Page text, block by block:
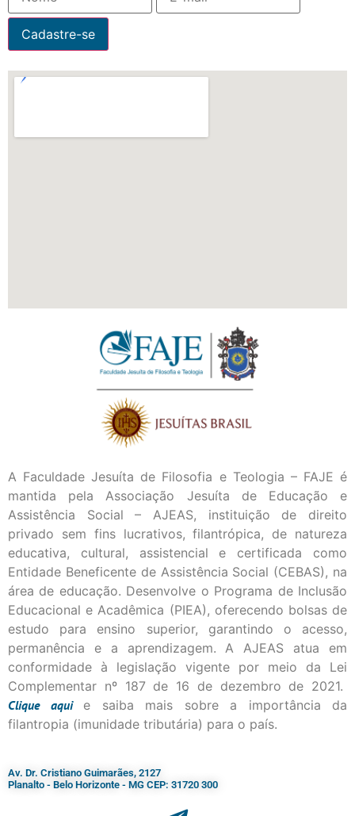
A Faculdade Jesuíta de Filosofia e Teologia – FAJE é
mantida pela Associação Jesuíta de Educação e
Assistência Social – AJEAS, instituição de direito
privado sem fins lucrativos, filantrópica, de natureza
educativa, cultural, assistencial e certificada como
Entidade Beneficente de Assistência Social (CEBAS), na
área de educação. Desenvolve o Programa de Inclusão
Educacional e Acadêmica (PIEA), oferecendo bolsas de
estudo para ensino superior, garantindo o acesso,
permanência e a aprendizagem. A AJEAS atua em
conformidade à legislação vigente por meio da Lei
Complementar nº 187 de 16 de dezembro de 2021.
Cliqueaqui
e saiba mais sobre a importância da
filantropia (imunidade tributária) para o país.
Av. Dr. Cristiano Guimarães, 2127
Planalto - Belo Horizonte - MG CEP: 31720 300